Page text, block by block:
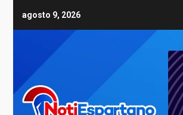
agosto 9, 2026